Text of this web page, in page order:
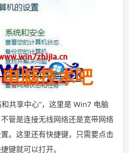
共享中心”，这里是 Win7 电脑
管是连接无线网络还是宽带网络
。这里还有快捷键，只需要点击
键就可以打开。